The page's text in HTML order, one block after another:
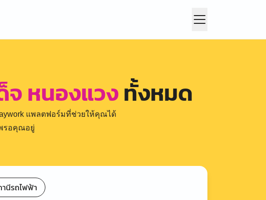
จ หนองแวงทั้งหมด
แพลตฟอร์มที่ช่วยให้คุณได้
พรอคุณอยู่
นีรถไฟฟ้า